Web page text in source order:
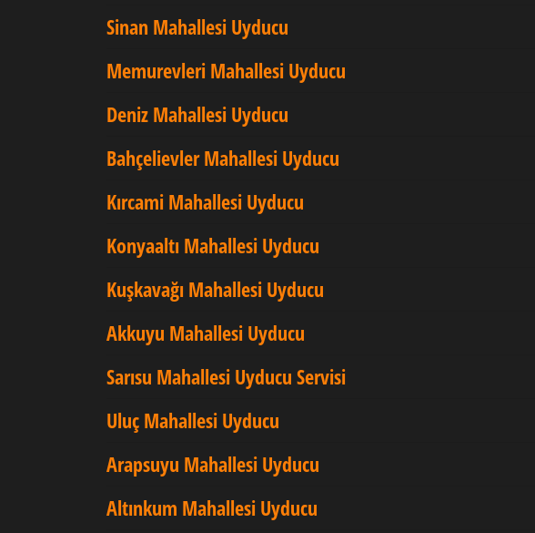
Sinan Mahallesi Uyducu
Memurevleri Mahallesi Uyducu
Deniz Mahallesi Uyducu
Bahçelievler Mahallesi Uyducu
Kırcami Mahallesi Uyducu
Konyaaltı Mahallesi Uyducu
Kuşkavağı Mahallesi Uyducu
Akkuyu Mahallesi Uyducu
Sarısu Mahallesi Uyducu Servisi
Uluç Mahallesi Uyducu
Arapsuyu Mahallesi Uyducu
Altınkum Mahallesi Uyducu